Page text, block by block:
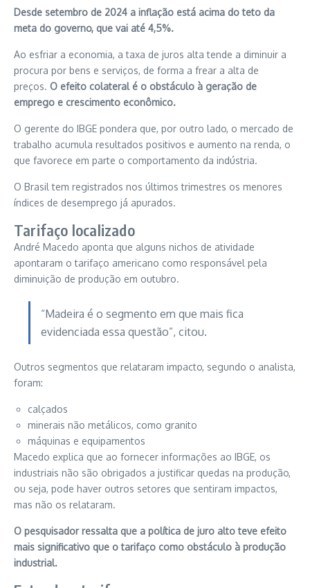
Desde setembro de 2024 a inflação está acima do teto da
meta do governo, que vai até 4,5%.
Ao esfriar a economia, a taxa de juros alta tende a diminuir a
procura por bens e serviços, de forma a frear a alta de
preços. O efeito colateral é o obstáculo à geração de
emprego e crescimento econômico.
O gerente do IBGE pondera que, por outro lado, o mercado de
trabalho acumula resultados positivos e aumento na renda, o
que favorece em parte o comportamento da indústria.
O Brasil tem registrados nos últimos trimestres os menores
índices de desemprego já apurados.
Tarifaço localizado
André Macedo aponta que alguns nichos de atividade
apontaram o tarifaço americano como responsável pela
diminuição de produção em outubro.
“Madeira é o segmento em que mais fica
evidenciada essa questão”, citou.
Outros segmentos que relataram impacto, segundo o analista,
foram:
calçados
minerais não metálicos, como granito
máquinas e equipamentos
Macedo explica que ao fornecer informações ao IBGE, os
industriais não são obrigados a justificar quedas na produção,
ou seja, pode haver outros setores que sentiram impactos,
mas não os relataram.
O pesquisador ressalta que a política de juro alto teve efeito
mais significativo que o tarifaço como obstáculo à produção
industrial.